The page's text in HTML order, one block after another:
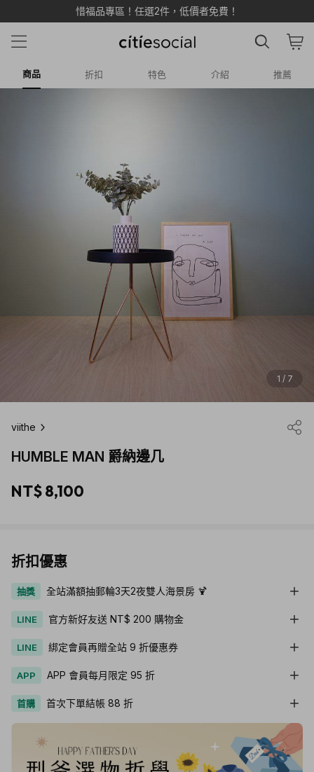
惜福品專區！任選2件，低價者免費！
商品 折扣 特色 介紹 推薦
1 / 7
viithe
HUMBLE MAN 爵納邊几
NT$ 8,100
折扣優惠
抽獎 全站滿額抽郵輪3天2夜雙人海景房 🍹
LINE 官方新好友送 NT$ 200 購物金
LINE 綁定會員再贈全站 9 折優惠券
APP APP 會員每月限定 95 折
首購 首次下單結帳 88 折